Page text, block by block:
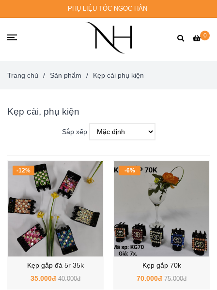
PHỤ LIỆU TÓC NGOC HÂN
0
Trang chủ / Sản phẩm / Kẹp cài phụ kiện
Kẹp cài, phụ kiện
Sắp xếp
Kẹp gắp đá 5r 35k
35.000đ 40.000đ
-12%
Kẹp gắp 70k
70.000đ 75.000đ
-6%